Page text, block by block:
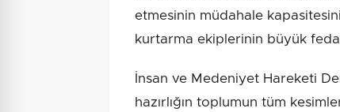
etmesinin müdahale
kurtarma ekiplerinin büyük
İnsan ve Medeniyet Hareketi
hazırlığın toplumun tüm